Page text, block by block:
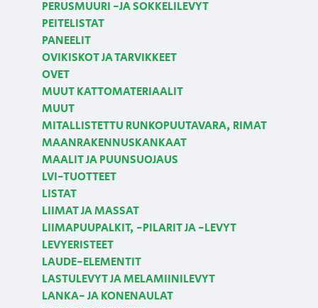
PERUSMUURI -JA SOKKELILEVYT
PEITELISTAT
PANEELIT
OVIKISKOT JA TARVIKKEET
OVET
MUUT KATTOMATERIAALIT
MUUT
MITALLISTETTU RUNKOPUUTAVARA, RIMAT
MAANRAKENNUSKANKAAT
MAALIT JA PUUNSUOJAUS
LVI-TUOTTEET
LISTAT
LIIMAT JA MASSAT
LIIMAPUUPALKIT, -PILARIT JA -LEVYT
LEVYERISTEET
LAUDE-ELEMENTIT
LASTULEVYT JA MELAMIINILEVYT
LANKA- JA KONENAULAT